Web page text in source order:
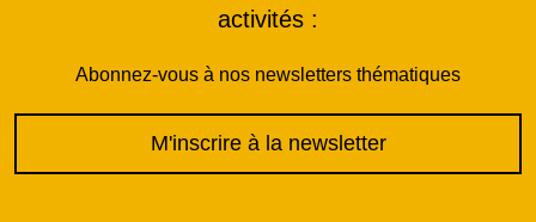
activités :
Abonnez-vous à nos newsletters thématiques
M'inscrire à la newsletter